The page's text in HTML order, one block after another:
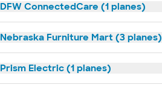
DFW ConnectedCare (1 planes)
Nebraska Furniture Mart (3 planes)
Prism Electric (1 planes)